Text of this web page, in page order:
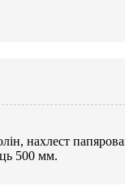
нахлест
500 мм.